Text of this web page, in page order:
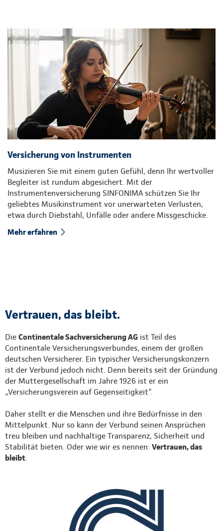
Versicherung von Instrumenten
Musizieren Sie mit einem guten Gefühl, denn Ihr wertvoller
Begleiter ist rundum abgesichert. Mit der
Instrumentenversicherung SINFONIMA schützen Sie Ihr
geliebtes Musikinstrument vor unerwarteten Verlusten,
etwa durch Diebstahl, Unfälle oder andere Missgeschicke.
Mehr erfahren
Vertrauen, das bleibt.
Die Continentale Sachversicherung AG ist Teil des
Continentale Versicherungsverbundes, einem der großen
deutschen Versicherer. Ein typischer Versicherungskonzern
ist der Verbund jedoch nicht. Denn bereits seit der Gründung
der Muttergesellschaft im Jahre 1926 ist er ein
„Versicherungsverein auf Gegenseitigkeit".
Daher stellt er die Menschen und ihre Bedürfnisse in den
Mittelpunkt. Nur so kann der Verbund seinen Ansprüchen
treu bleiben und nachhaltige Transparenz, Sicherheit und
Stabilität bieten. Oder wie wir es nennen: Vertrauen, das
bleibt.